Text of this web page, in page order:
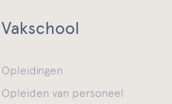
Vakschool
Opleidingen
Opleiden van personeel